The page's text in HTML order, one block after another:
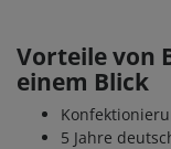
Vorteile von
einem Blick
5 Jahre